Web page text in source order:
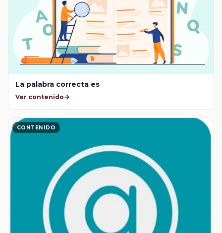
La palabra correcta es
Ver contenido
CONTENIDO